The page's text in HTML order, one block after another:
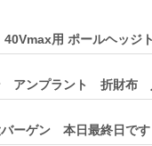
用 ポールヘッジ
アンプラント 折財布
ーゲン 本日最終日です